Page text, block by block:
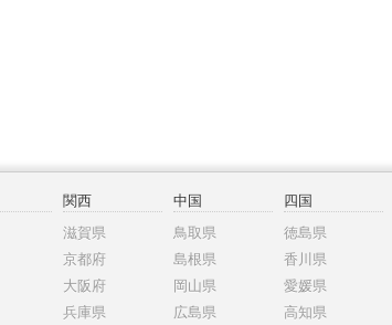
関西
滋賀県
京都府
大阪府
兵庫県
中国
鳥取県
島根県
岡山県
広島県
四国
徳島県
香川県
愛媛県
高知県